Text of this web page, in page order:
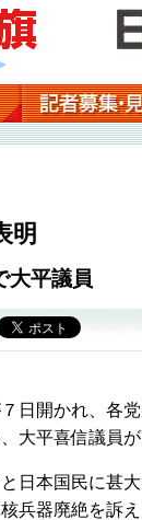
明
大平議員
日開かれ、各
大平喜信議員
日本国民に甚
兵器廃絶を訴